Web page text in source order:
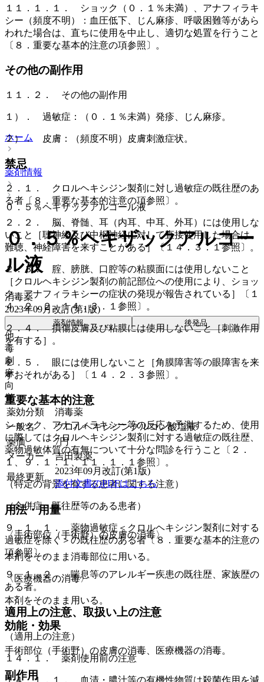
１１．１．１． ショック（０．１％未満）、アナフィラキ
シー（頻度不明）：血圧低下、じん麻疹、呼吸困難等があら
われた場合は、直ちに使用を中止し、適切な処置を行うこと
〔８．重要な基本的注意の項参照〕。
その他の副作用
１１．２． その他の副作用
１）． 過敏症：（０．１％未満）発疹、じん麻疹。
２）． 皮膚：（頻度不明）皮膚刺激症状。
禁忌
２．１． クロルヘキシジン製剤に対し過敏症の既往歴のあ
る者〔８．重要な基本的注意の項参照〕。
２．２． 脳、脊髄、耳（内耳、中耳、外耳）には使用しな
いこと［聴神経及び中枢神経に対して直接使用した場合は、
難聴、神経障害を来すことがある］〔１４．３．１参照〕。
２．３． 腟、膀胱、口腔等の粘膜面には使用しないこと
［クロルヘキシジン製剤の前記部位への使用により、ショッ
ク、アナフィラキシーの症状の発現が報告されている］〔１
４．２．２、１４．３．１参照〕。
２．４． 損傷皮膚及び粘膜には使用しないこと［刺激作用
を有する］。
２．５． 眼には使用しないこと［角膜障害等の眼障害を来
すおそれがある］〔１４．２．３参照〕。
重要な基本的注意
ショック、アナフィラキシー等の反応を予測するため、使用
に際してはクロルヘキシジン製剤に対する過敏症の既往歴、
薬物過敏体質の有無について十分な問診を行うこと〔２．
１、９．１．１、１１．１．１参照〕。
（特定の背景を有する患者に関する注意）
（合併症・既往歴等のある患者）
９．１．１． 薬物過敏症＜クロルヘキシジン製剤に対する
過敏症を除く＞の既往歴のある者〔８．重要な基本的注意の
項参照〕。
９．１．２． 喘息等のアレルギー疾患の既往歴、家族歴の
ある者。
適用上の注意、取扱い上の注意
（適用上の注意）
１４．１． 薬剤使用前の注意
ホーム
薬剤情報
０．５％ヘキザックアルコール液
０．５％ヘキザックアルコー
ル液
消毒薬
2023年09月改訂(第1版)
薬剤情報 後発品
他
毒
劇
麻
向
覚
薬効分類
消毒薬
一般名
クロルヘキシジングルコン酸塩液
薬価
7円
メーカー
吉田製薬
最終更新
2023年09月改訂(第1版)
添付文書のPDFはこちら
用法・用量
〈手術部位（手術野）の皮膚の消毒〉
本剤をそのまま消毒部位に用いる。
〈医療機器の消毒〉
本剤をそのまま用いる。
効能・効果
手術部位（手術野）の皮膚の消毒、医療機器の消毒。
副作用